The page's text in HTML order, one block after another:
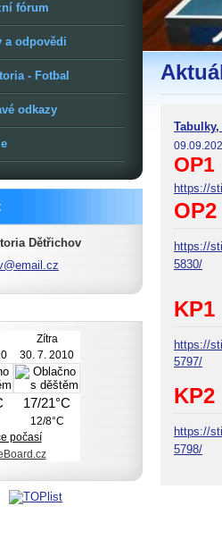
OP1
https://
OP2
https://
5830/
KP1
https://
5797/
KP2
https://
5798/
fórum
a odpovědi
- Fotbal
odkazy
Dětřichov
l.cz
Zítra
30. 7. 2010
17/21°C
12/8°C
počasí